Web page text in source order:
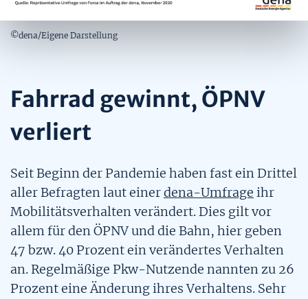
Kostenfaktoren alternativer Antriebe
Tool: Pkw-Kostenrechner
Tool: Pkw Energie Check
Alternative Kraftstoffe
Alternative Kraftstoffe
©dena/Eigene Darstellung
Fahrrad gewinnt, ÖPNV
verliert
Seit Beginn der Pandemie haben fast ein Drittel
aller Befragten laut einerdena-Umfrage ihr
Mobilitätsverhalten verändert. Dies gilt vor
allem für den ÖPNV und die Bahn, hier geben
47 bzw. 40 Prozent ein verändertes Verhalten
an. Regelmäßige Pkw-Nutzende nannten zu 26
Prozent eine Änderung ihres Verhaltens. Sehr